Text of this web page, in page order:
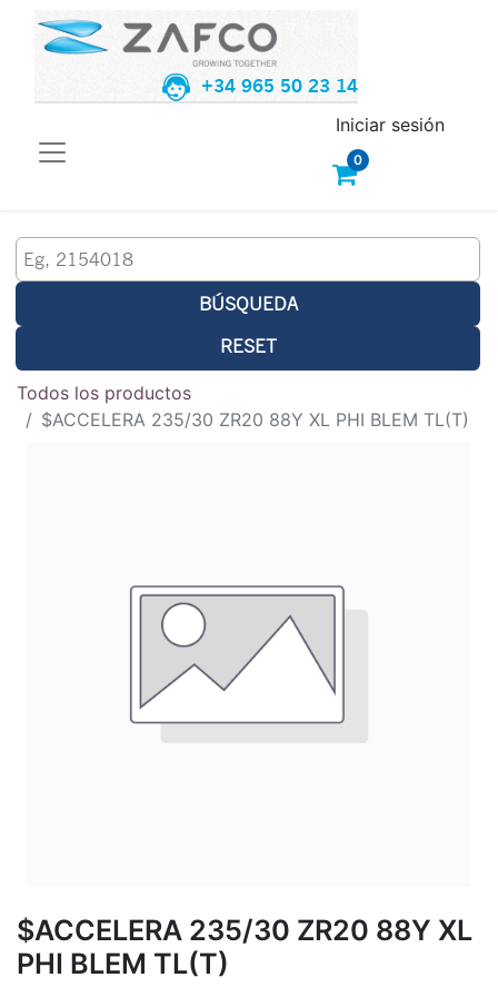
+34 965 50 23 14
0
Iniciar sesión
BÚSQUEDA
RESET
Todos los productos
$ACCELERA 235/30 ZR20 88Y XL PHI BLEM TL(T)
$ACCELERA 235/30 ZR20 88Y XL
PHI BLEM TL(T)